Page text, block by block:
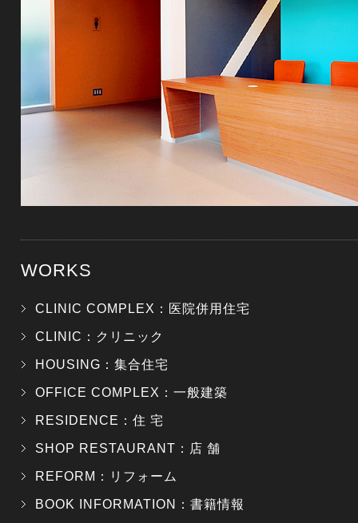
WORKS
CLINIC COMPLEX：医院併用住宅
CLINIC：クリニック
HOUSING：集合住宅
OFFICE COMPLEX：一般建築
RESIDENCE：住 宅
SHOP RESTAURANT：店 舗
REFORM：リフォーム
BOOK INFORMATION：書籍情報